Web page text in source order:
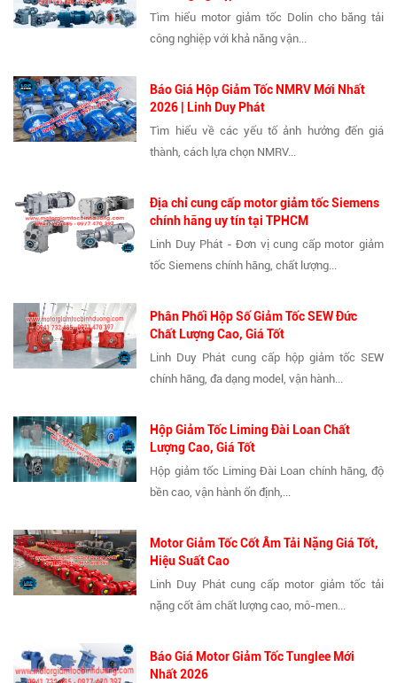
Tìm hiểu motor giảm tốc Dolin cho băng tải
công nghiệp với khả năng vận...
Báo Giá Hộp Giảm Tốc NMRV Mới Nhất
2026 | Linh Duy Phát
Tìm hiểu về các yếu tố ảnh hưởng đến giá
thành, cách lựa chọn NMRV...
Địa chỉ cung cấp motor giảm tốc Siemens
chính hãng uy tín tại TPHCM
Linh Duy Phát - Đơn vị cung cấp motor giảm
tốc Siemens chính hãng, chất lượng...
Phân Phối Hộp Số Giảm Tốc SEW Đức
Chất Lượng Cao, Giá Tốt
Linh Duy Phát cung cấp hộp giảm tốc SEW
chính hãng, đa dạng model, vận hành...
Hộp Giảm Tốc Liming Đài Loan Chất
Lượng Cao, Giá Tốt
Hộp giảm tốc Liming Đài Loan chính hãng, độ
bền cao, vận hành ổn định,...
Motor Giảm Tốc Cốt Âm Tải Nặng Giá Tốt,
Hiệu Suất Cao
Linh Duy Phát cung cấp motor giảm tốc tải
nặng cốt âm chất lượng cao, mô-men...
Báo Giá Motor Giảm Tốc Tunglee Mới
Nhất 2026